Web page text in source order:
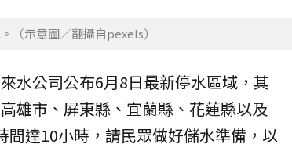
（示意圖／翻攝自pexels）
水公司公布6月8日最新停水區域，其
高雄市、屏東縣、宜蘭縣、花蓮縣以及
達10小時，請民眾做好儲水準備，以